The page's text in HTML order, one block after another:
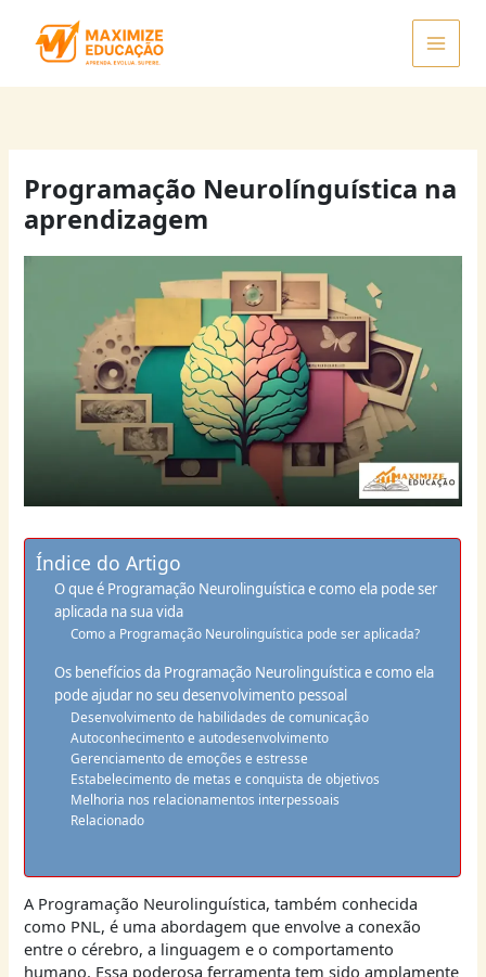
Programação Neurolínguística na
aprendizagem
Índice do Artigo
O que é Programação Neurolinguística e como ela pode ser
aplicada na sua vida
Como a Programação Neurolinguística pode ser aplicada?
Os benefícios da Programação Neurolinguística e como ela
pode ajudar no seu desenvolvimento pessoal
Desenvolvimento de habilidades de comunicação
Autoconhecimento e autodesenvolvimento
Gerenciamento de emoções e estresse
Estabelecimento de metas e conquista de objetivos
Melhoria nos relacionamentos interpessoais
Relacionado
A Programação Neurolinguística, também conhecida
como PNL, é uma abordagem que envolve a conexão
entre o cérebro, a linguagem e o comportamento
humano. Essa poderosa ferramenta tem sido amplamente